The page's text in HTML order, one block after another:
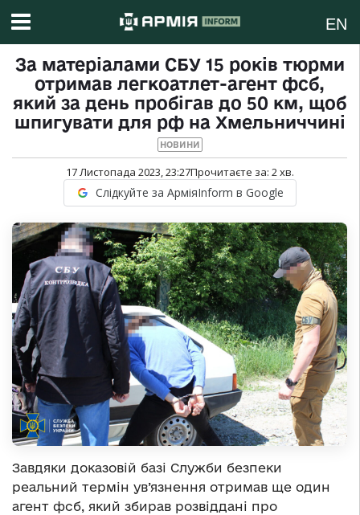
EN
За матеріалами СБУ 15 років тюрми
отримав легкоатлет-агент фсб,
який за день пробігав до 50 км, щоб
шпигувати для рф на Хмельниччині
НОВИНИ
17 Листопада 2023, 23:27Прочитаєте за: 2хв.
Слідкуйте за АрміяInform в Google
Завдяки доказовій базі Служби безпеки
реальний термін ув’язнення отримав ще один
агент фсб, який збирав розвіддані про